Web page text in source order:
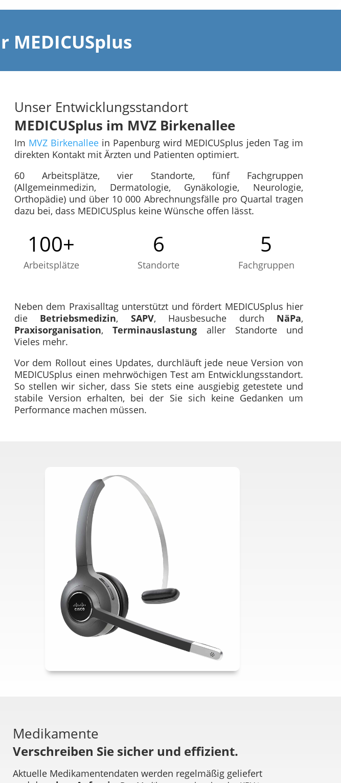
MEDICUSplus
Unser Entwicklungsstandort
MEDICUSplus im MVZ Birkenallee
Im MVZ Birkenalleein Papenburg wird MEDICUSplus jeden Tag im
direkten Kontakt mit Ärzten und Patienten optimiert.
60 Arbeitsplätze, vier Standorte, fünf Fachgruppen
(Allgemeinmedizin, Dermatologie, Gynäkologie, Neurologie,
Orthopädie) und über 10 000 Abrechnungsfälle pro Quartal tragen
dazu bei, dass MEDICUSplus keine Wünsche offen lässt.
100+
Arbeitsplätze
6
Standorte
5
Fachgruppen
Neben dem Praxisalltag unterstützt und fördert MEDICUSplus hier
die Betriebsmedizin, SAPV, Hausbesuche durch NäPa,
Praxisorganisation,Terminauslastung aller Standorte und
Vieles mehr.
Vor dem Rollout eines Updates, durchläuft jede neue Version von
MEDICUSplus einen mehrwöchigen Test am Entwicklungsstandort.
So stellen wir sicher, dass Sie stets eine ausgiebig getestete und
stabile Version erhalten, bei der Sie sich keine Gedanken um
Performance machen müssen.
Medikamente
Verschreiben Sie sicher und effizient.
Aktuelle Medikamentendaten werden regelmäßig geliefert